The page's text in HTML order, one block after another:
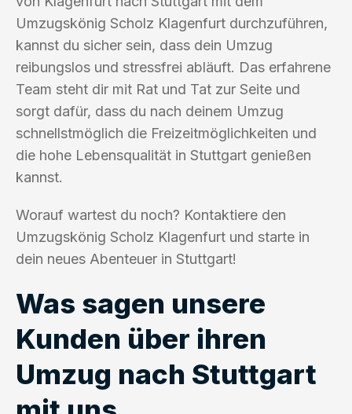
Umzugskönig Scholz Klagenfurt durchzuführen,
kannst du sicher sein, dass dein Umzug
reibungslos und stressfrei abläuft. Das erfahrene
Team steht dir mit Rat und Tat zur Seite und
sorgt dafür, dass du nach deinem Umzug
schnellstmöglich die Freizeitmöglichkeiten und
die hohe Lebensqualität in Stuttgart genießen
kannst.
Worauf wartest du noch? Kontaktiere den
Umzugskönig Scholz Klagenfurt und starte in
dein neues Abenteuer in Stuttgart!
Was sagen unsere
Kunden über ihren
Umzug nach Stuttgart